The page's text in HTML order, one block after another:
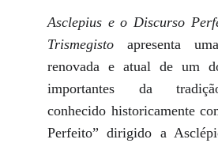
Asclepius e o Discurso
Trismegisto apresenta
renovada e atual de um
importantes da
conhecido historicamente
Perfeito” dirigido a